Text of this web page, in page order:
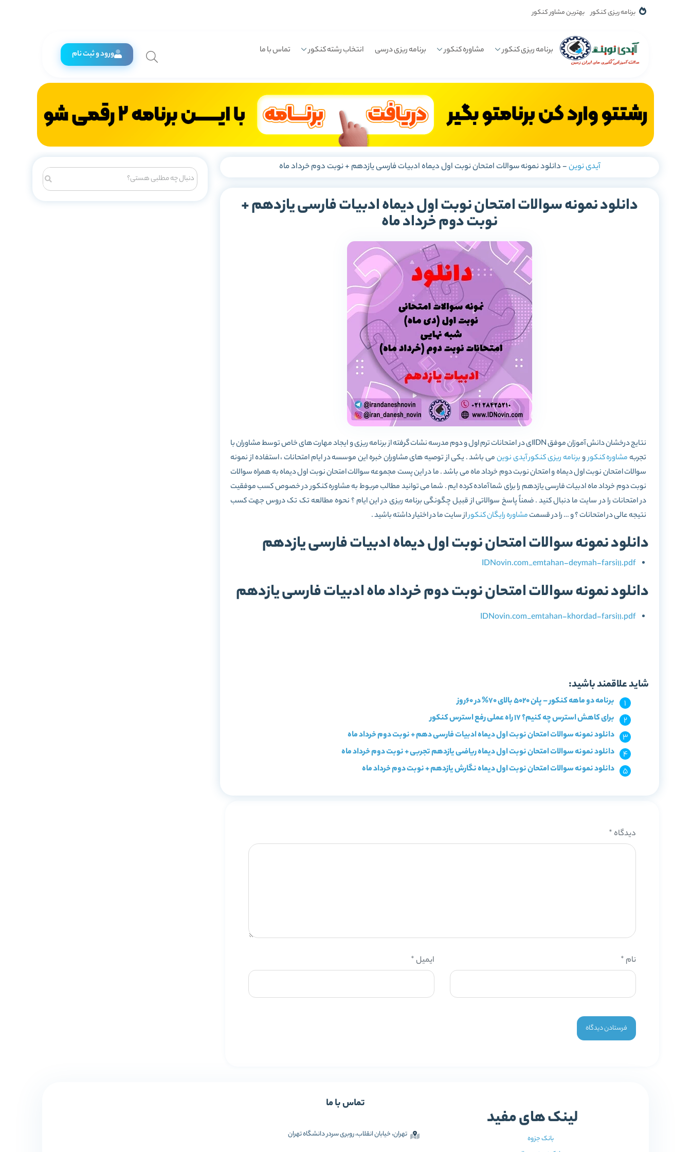
برنامه ریزی کنکور بهترین مشاور کنکور
برنامه ریزی کنکور مشاوره کنکور برنامه ریزی درسی انتخاب رشته کنکور تماس با ما ورود و ثبت نام
آیدی نوین-دانلود نمونه سوالات امتحان نوبت اول دیماه ادبیات فارسی یازدهم + نوبت دوم خرداد ماه
دانلود نمونه سوالات امتحان نوبت اول دیماه ادبیات فارسی یازدهم +
نوبت دوم خرداد ماه
نتایج درخشان دانش آموزان موفق IDNای در امتحانات ترم اول و دوم مدرسه نشات گرفته از برنامه ریزی و ایجاد مهارت های خاص توسط مشاوران با
تجربهمشاوره کنکوروبرنامه ریزی کنکورآیدی نوینمی باشد . یکی از توصیه های مشاوران خبره این موسسه در ایام امتحانات ، استفاده از نمونه
سوالات امتحان نوبت اول دیماه و امتحان نوبت دوم خرداد ماه می باشد . ما در این پست مجموعه سوالات امتحان نوبت اول دیماه به همراه سوالات
نوبت دوم خرداد ماه ادبیات فارسی یازدهم را برای شما آماده کرده ایم . شما می توانید مطالب مربوط به مشاوره کنکور در خصوص کسب موفقیت
در امتحانات را در سایت ما دنبال کنید . ضمناً پاسخ سوالاتی از قبیل چگونگی برنامه ریزی در این ایام ؟ نحوه مطالعه تک تک دروس جهت کسب
نتیجه عالی در امتحانات ؟ و … را در قسمتمشاوره رایگان کنکوراز سایت ما در اختیار داشته باشید .
دانلود نمونه سوالات امتحان نوبت اول دیماه ادبیات فارسی یازدهم
IDNovin.com_emtahan-deymah-farsi11.pdf
دانلود نمونه سوالات امتحان نوبت دوم خرداد ماه ادبیات فارسی یازدهم
IDNovin.com_emtahan-khordad-farsi11.pdf
شاید علاقمند باشید:
برنامه دو ماهه کنکور – پلن 5020 بالای 70% در 60روز
برای کاهش استرس چه کنیم؟ 17 راه عملی رفع استرس کنکور
دانلود نمونه سوالات امتحان نوبت اول دیماه ادبیات فارسی دهم + نوبت دوم خرداد ماه
دانلود نمونه سوالات امتحان نوبت اول دیماه ریاضی یازدهم تجربی + نوبت دوم خرداد ماه
دانلود نمونه سوالات امتحان نوبت اول دیماه نگارش یازدهم + نوبت دوم خرداد ماه
دیدگاه *
نام * ایمیل*
لینک های مفید
بانک جزوه
تماس با ما
تهران، خیابان انقلاب، روبری سردر دانشگاه تهران